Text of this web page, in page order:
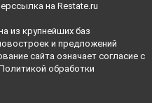
на Restate.ru
из крупнейших баз
и предложений
сайта означает согласие с
обработки